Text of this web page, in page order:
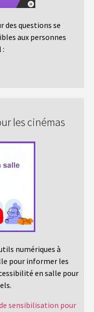
des questions se
aux personnes
:
les cinémas
numériques à
pour informer les
en salle pour
sensibilisation pour